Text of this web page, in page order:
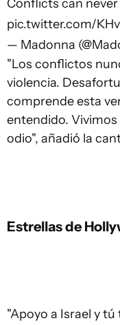
Conflicts can
pic.twitter.com/
— Madonna
"Los conflictos
violencia.
comprende esta
entendido.
odio", añadió la
Estrellas de
"Apoyo a Israel y